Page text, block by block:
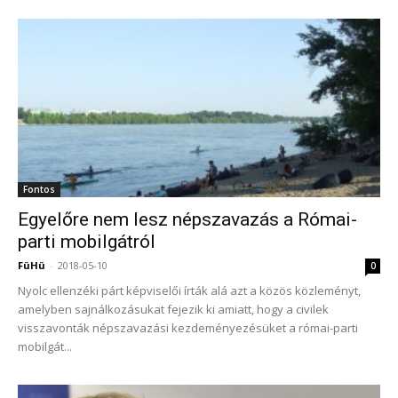
Fontos
Egyelőre nem lesz népszavazás a Római-
parti mobilgátról
FüHü - 2018-05-10 0
Nyolc ellenzéki párt képviselői írták alá azt a közös közleményt,
amelyben sajnálkozásukat fejezik ki amiatt, hogy a civilek
visszavonták népszavazási kezdeményezésüket a római-parti
mobilgát...